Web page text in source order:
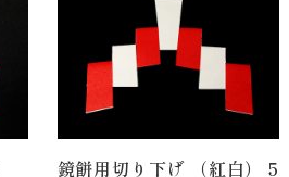
鏡餅用切り下げ （紅白） 5